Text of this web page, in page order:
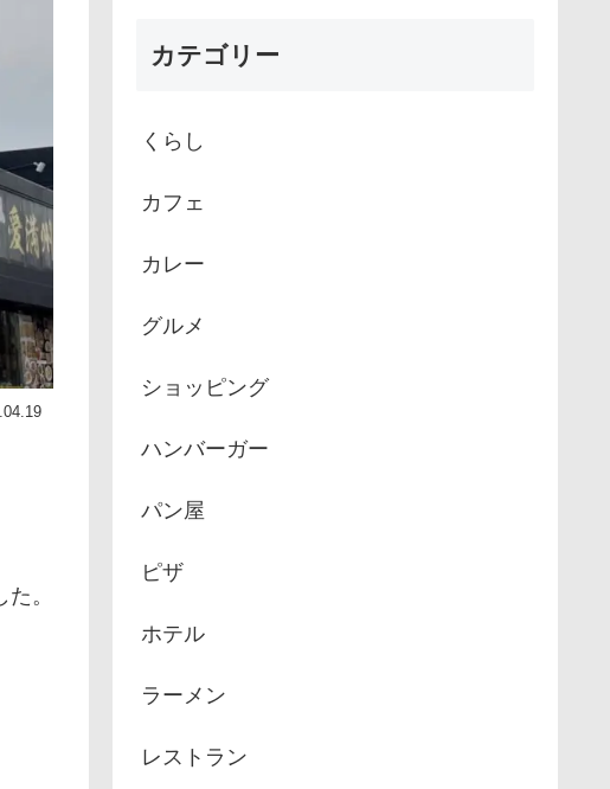
。
カテゴリー
くらし
カフェ
カレー
グルメ
ショッピング
ハンバーガー
パン屋
ピザ
ホテル
ラーメン
レストラン